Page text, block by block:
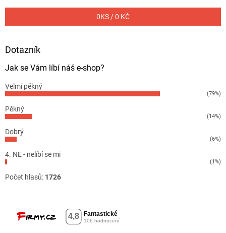
0KS /0 KČ
Dotazník
Jak se Vám líbí náš e-shop?
Velmi pěkný
(79%)
Pěkný
(14%)
Dobrý
(6%)
4. NE - nelíbí se mi
(1%)
Počet hlasů: 1726